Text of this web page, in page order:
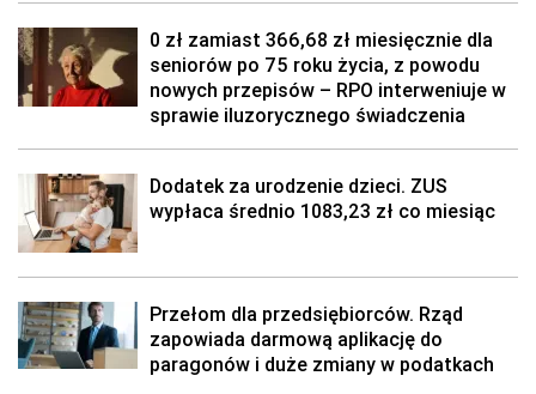
0 zł zamiast 366,68 zł miesięcznie dla
seniorów po 75 roku życia, z powodu
nowych przepisów – RPO interweniuje w
sprawie iluzorycznego świadczenia
Dodatek za urodzenie dzieci. ZUS
wypłaca średnio 1083,23 zł co miesiąc
Przełom dla przedsiębiorców. Rząd
zapowiada darmową aplikację do
paragonów i duże zmiany w podatkach